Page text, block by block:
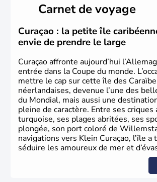
lesquelles bénéficient d'une grande
peut se targuer de grands noms qu'il a
les domaines, des arts à la politique
philosophie. Hertz, Gutenberg,
Herman Hesse ou bien Hegel en font
Carnet de voyage
Curaçao : la petite île
envie de prendre le large
Curaçao affronte aujourd’hui
entrée dans la Coupe du monde.
mettre le cap sur cette île des
néerlandaises, devenue l’une des
du Mondial, mais aussi une
pleine de caractère. Entre ses criques
turquoise, ses plages abritées, ses
plongée, son port coloré de
navigations vers Klein Curaçao, l’île a
séduire les amoureux de mer et